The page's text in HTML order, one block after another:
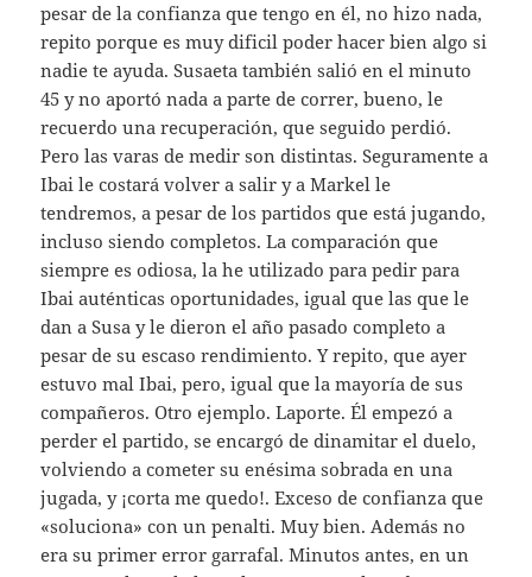
pesar de la confianza que tengo en él, no hizo nada,
repito porque es muy dificil poder hacer bien algo si
nadie te ayuda. Susaeta también salió en el minuto
45 y no aportó nada a parte de correr, bueno, le
recuerdo una recuperación, que seguido perdió.
Pero las varas de medir son distintas. Seguramente a
Ibai le costará volver a salir y a Markel le
tendremos, a pesar de los partidos que está jugando,
incluso siendo completos. La comparación que
siempre es odiosa, la he utilizado para pedir para
Ibai auténticas oportunidades, igual que las que le
dan a Susa y le dieron el año pasado completo a
pesar de su escaso rendimiento. Y repito, que ayer
estuvo mal Ibai, pero, igual que la mayoría de sus
compañeros. Otro ejemplo. Laporte. Él empezó a
perder el partido, se encargó de dinamitar el duelo,
volviendo a cometer su enésima sobrada en una
jugada, y ¡corta me quedo!. Exceso de confianza que
«soluciona» con un penalti. Muy bien. Además no
era su primer error garrafal. Minutos antes, en un